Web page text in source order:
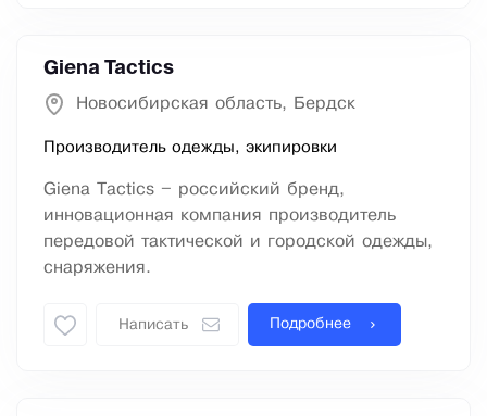
Giena Tactics
Новосибирская область, Бердск
Производитель одежды, экипировки
Giena Tactics – российский бренд,
инновационная компания производитель
передовой тактической и городской одежды,
снаряжения.
Написать Подробнее